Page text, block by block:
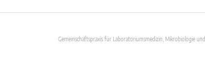
Gemeinschaftspraxis für Laboratoriumsmedizin, Mikrobiologie